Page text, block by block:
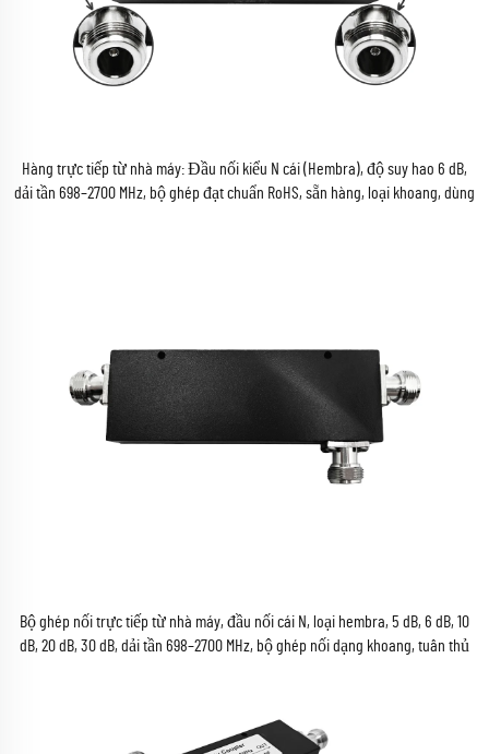
Hàng trực tiếp từ nhà máy: Đầu nối kiểu N cái (Hembra), độ suy hao 6 dB,
dải tần 698–2700 MHz, bộ ghép đạt chuẩn RoHS, sẵn hàng, loại khoang, dùng
Bộ ghép nối trực tiếp từ nhà máy, đầu nối cái N, loại hembra, 5 dB, 6 dB, 10
dB, 20 dB, 30 dB, dải tần 698–2700 MHz, bộ ghép nối dạng khoang, tuân thủ